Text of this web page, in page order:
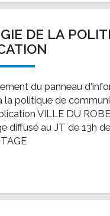
DE LA
du panneau
la politique de
VILLE DU
diffusé au JT de 13h